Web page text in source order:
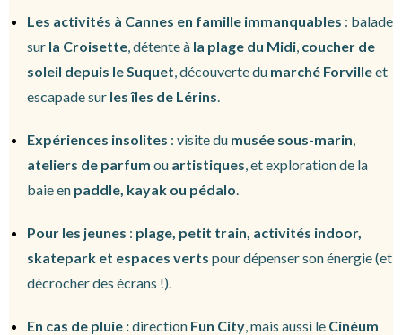
Les activités à Cannes en famille immanquables : balade
sur la Croisette, détente à la plage du Midi, coucher de
soleil depuis le Suquet, découverte du marché Forvilleet
escapade sur les îles de Lérins.
Expériences insolites : visite du musée sous-marin,
ateliers de parfum ou artistiques, et exploration de la
baie en paddle, kayak ou pédalo.
Pour les jeunes : plage, petit train, activités indoor,
skatepark et espaces verts pour dépenser son énergie (et
décrocher des écrans !).
En cas de pluie :direction Fun City, mais aussi le Cinéum